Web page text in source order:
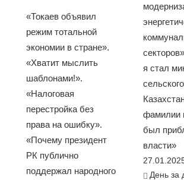
«Токаев объявил
режим тотальной
экономии в стране».
«Хватит мыслить
шаблонами!».
«Налоговая
перестройка без
права на ошибку».
«Почему президент
РК публично
поддержал народного
я стал
фамилии
был
власти»
День за